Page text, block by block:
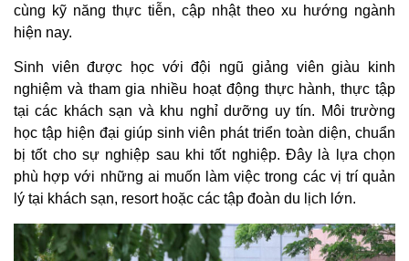
cùng kỹ năng thực tiễn, cập nhật theo xu hướng ngành
hiện nay.
Sinh viên được học với đội ngũ giảng viên giàu kinh
nghiệm và tham gia nhiều hoạt động thực hành, thực tập
tại các khách sạn và khu nghỉ dưỡng uy tín. Môi trường
học tập hiện đại giúp sinh viên phát triển toàn diện, chuẩn
bị tốt cho sự nghiệp sau khi tốt nghiệp. Đây là lựa chọn
phù hợp với những ai muốn làm việc trong các vị trí quản
lý tại khách sạn, resort hoặc các tập đoàn du lịch lớn.